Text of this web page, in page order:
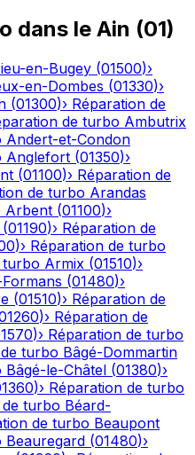
dans le Ain (01)
en-Bugey (01500)›
en-Dombes (01330)›
(01300)› Réparation de
de turbo Ambutrix
Andert-et-Condon
Anglefort (01350)›
(01100)› Réparation de
de turbo Arandas
Arbent (01100)›
(01190)› Réparation de
)› Réparation de turbo
turbo Armix (01510)›
(01480)›
(01510)› Réparation de
)› Réparation de
)› Réparation de turbo
turbo Bâgé-Dommartin
Bâgé-le-Châtel (01380)›
)› Réparation de turbo
turbo Béard-
de turbo Beaupont
Beauregard (01480)›